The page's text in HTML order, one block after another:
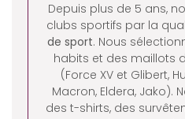
Depuis plus de 5 ans,
clubs sportifs par la
de sport. Nous
habits et des maillots
(Force XV et Glibert,
Macron, Eldera, Jako).
des t-shirts, des